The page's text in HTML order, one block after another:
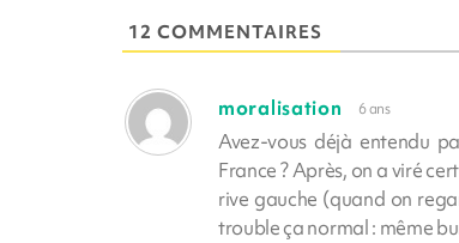
12 COMMENTAIRES
moralisation 6 ans
Avez-vous déjà entendu
France ? Après, on a viré
rive gauche (quand on
trouble ça normal : même